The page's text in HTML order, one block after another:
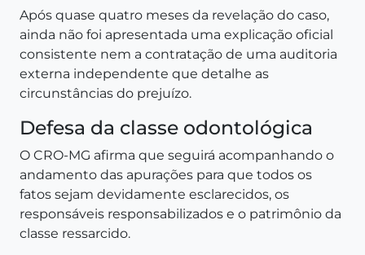
Após quase quatro meses da revelação do caso,
ainda não foi apresentada uma explicação oficial
consistente nem a contratação de uma auditoria
externa independente que detalhe as
circunstâncias do prejuízo.
Defesa da classe odontológica
O CRO-MG afirma que seguirá acompanhando o
andamento das apurações para que todos os
fatos sejam devidamente esclarecidos, os
responsáveis responsabilizados e o patrimônio da
classe ressarcido.